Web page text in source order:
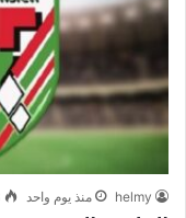
helmy منذ يوم واحد